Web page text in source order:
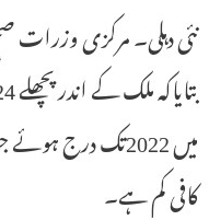
نئی دہلی۔ مرکزی وزرات
کافی کم ہے۔